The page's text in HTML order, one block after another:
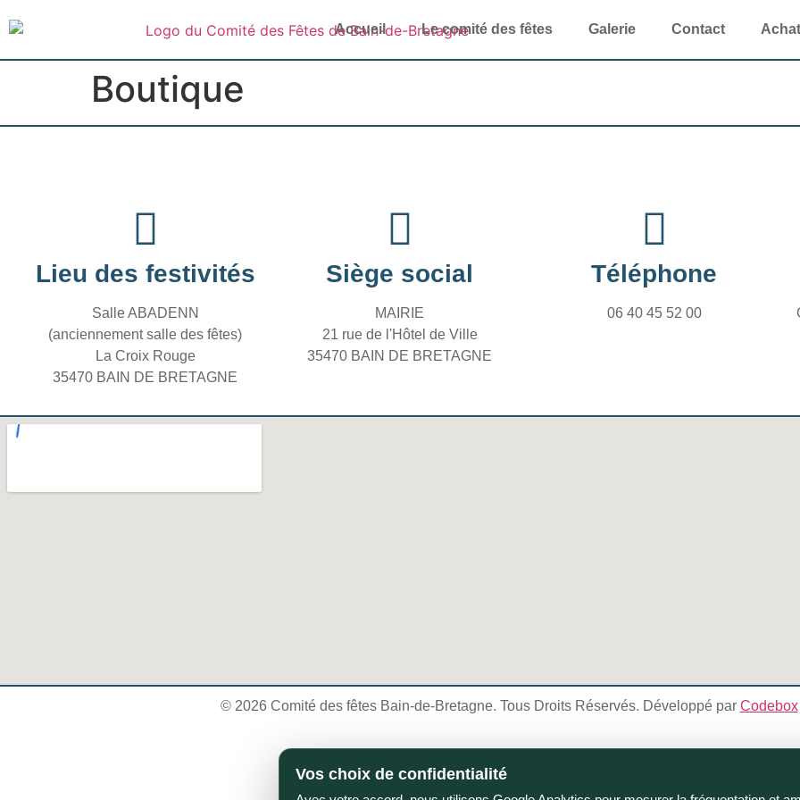
Accueil Le comité des fêtes Galerie Contact
Boutique
Lieu des festivités
Salle ABADENN
(anciennement salle des fêtes)
La Croix Rouge
35470 BAIN DE BRETAGNE
Siège social
MAIRIE
21 rue de l'Hôtel de Ville
35470 BAIN DE BRETAGNE
Téléphone
06 40 45 52 00
© 2026 Comité des fêtes Bain-de-Bretagne. Tous Droits Réservés. Développé par Codebox
Vos choix de confidentialité